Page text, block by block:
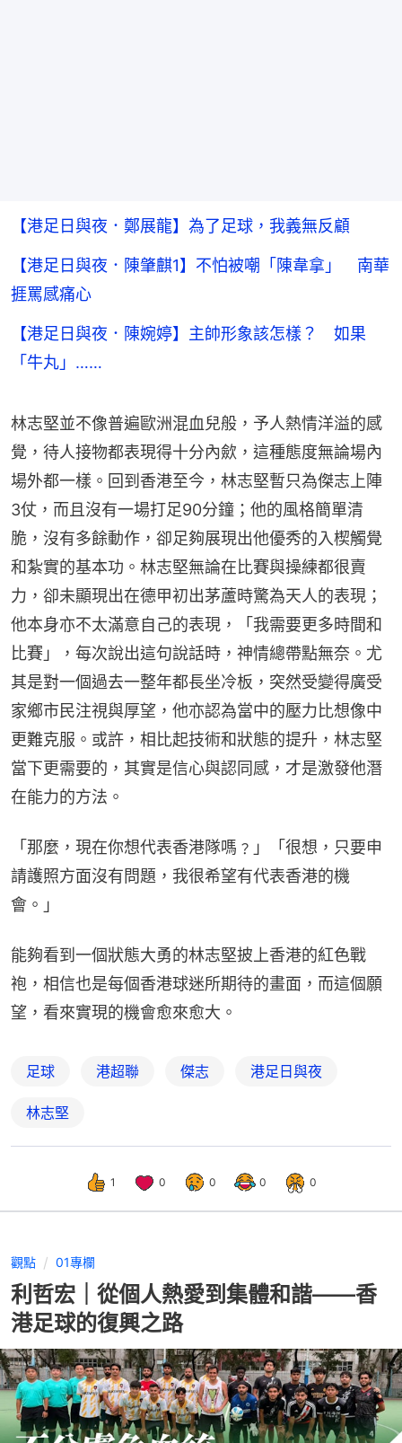
【港足日與夜．鄭展龍】為了足球，我義無反顧
【港足日與夜．陳肇麒1】不怕被嘲「陳韋拿」 南華
捱罵感痛心
【港足日與夜．陳婉婷】主帥形象該怎樣？ 如果
「牛丸」……
林志堅並不像普遍歐洲混血兒般，予人熱情洋溢的感
覺，待人接物都表現得十分內歛，這種態度無論場內
場外都一樣。回到香港至今，林志堅暫只為傑志上陣
3仗，而且沒有一場打足90分鐘；他的風格簡單清
脆，沒有多餘動作，卻足夠展現出他優秀的入楔觸覺
和紮實的基本功。林志堅無論在比賽與操練都很賣
力，卻未顯現出在德甲初出茅蘆時驚為天人的表現；
他本身亦不太滿意自己的表現，「我需要更多時間和
比賽」，每次說出這句說話時，神情總帶點無奈。尤
其是對一個過去一整年都長坐冷板，突然受變得廣受
家鄉市民注視與厚望，他亦認為當中的壓力比想像中
更難克服。或許，相比起技術和狀態的提升，林志堅
當下更需要的，其實是信心與認同感，才是激發他潛
在能力的方法。
「那麼，現在你想代表香港隊嗎﹖」「很想，只要申
請護照方面沒有問題，我很希望有代表香港的機
會。」
能夠看到一個狀態大勇的林志堅披上香港的紅色戰
袍，相信也是每個香港球迷所期待的畫面，而這個願
望，看來實現的機會愈來愈大。
足球 港超聯 傑志 港足日與夜
林志堅
1 0 0 0 0
觀點 01專欄
利哲宏｜從個人熱愛到集體和諧——香
港足球的復興之路